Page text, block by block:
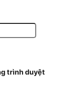
trình duyệt